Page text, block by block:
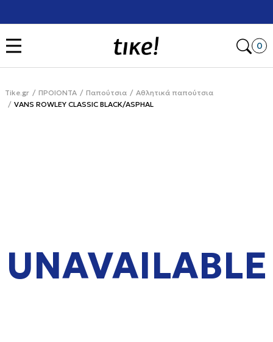
0
Tike.gr ΠΡΟΙΟΝΤΑ Παπούτσια
Αθλητικά παπούτσια
VANS ROWLEY CLASSIC BLACK/ASPHAL
UNAVAILABLE